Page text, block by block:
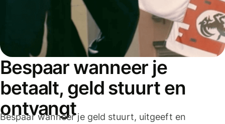
Bespaar wanneer je
betaalt, geld stuurt en
ontvangt
Bespaar wanneer je geld stuurt, uitgeeft en